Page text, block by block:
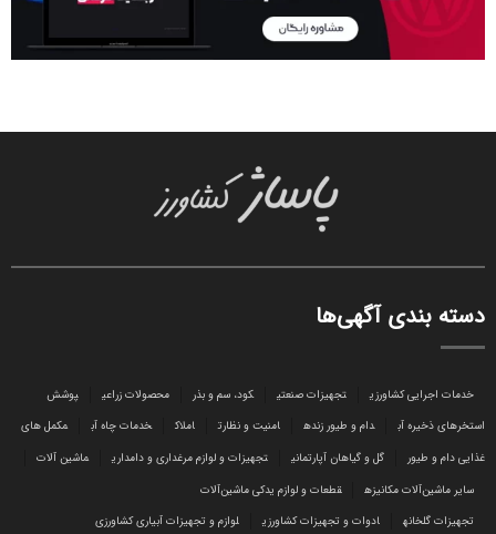
دسته بندی آگهی‌ها
خدمات اجرایی کشاورزی تجهیزات صنعتی کود، سم و بذر محصولات زراعی
پوشش
استخرهای ذخیره آب
دام و طیور زنده امنیت و نظارت املاک خدمات چاه آب
مکمل های
غذایی دام و طیور
گل و گیاهان آپارتمانی تجهیزات و لوازم مرغداری و دامداری
ماشین آلات
سایر ماشین‌آلات مکانیزه
قطعات و لوازم یدکی ماشین‌آلات
تجهیزات گلخانه
ادوات و تجهیزات کشاورزی لوازم و تجهیزات آبیاری کشاورزی